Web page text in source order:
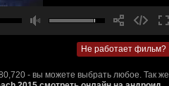
Не работает фильм?
- вы можете выбрать любое. Так же